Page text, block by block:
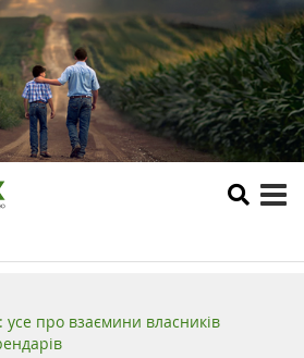
про взаємини власників